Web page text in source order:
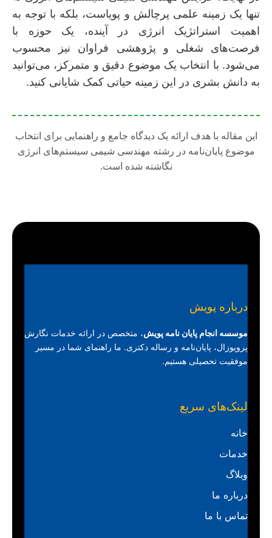
تنها یک زمینه علمی پرچالش و پویاست، بلکه با توجه به
اهمیت استراتژیک انرژی در آینده، یک حوزه با
فرصت‌های شغلی و پژوهشی فراوان نیز محسوب
می‌شود. با انتخاب یک موضوع دقیق و متمرکز، می‌توانید
به دانش بشری در این زمینه حیاتی کمک شایانی کنید.
این مقاله با هدف ارائه یک دیدگاه جامع و راهنمایی برای انتخاب
موضوع پایان‌نامه در رشته مهندسی شیمی سیستم‌های انرژی
نگاشته شده است.
درباره پویش
موسسه انجام پایان نامه پویش، متخصص در ارائه خدمات نگارش
پروپوزال، پایان‌نامه و رساله دکتری. ما راهنمای شما در مسیر
موفقیت تحصیلی هستیم.
لینک‌های سریع
خانه
خدمات
وبلاگ
درباره ما
تماس با ما